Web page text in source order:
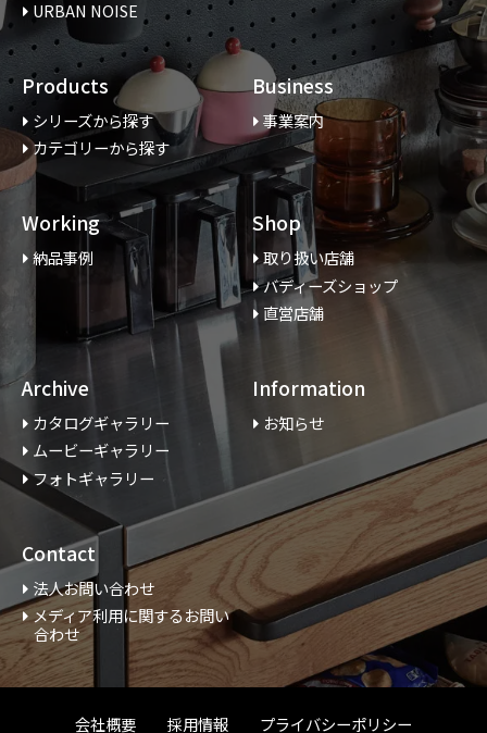
URBAN NOISE
Products
シリーズから探す
カテゴリーから探す
Business
事業案内
Working
納品事例
Shop
取り扱い店舗
バディーズショップ
直営店舗
Archive
カタログギャラリー
ムービーギャラリー
フォトギャラリー
Information
お知らせ
Contact
法人お問い合わせ
メディア利用に関するお問い
合わせ
会社概要 採用情報 プライバシーポリシー